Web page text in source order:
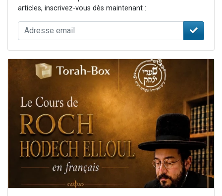
articles, inscrivez-vous dès maintenant :